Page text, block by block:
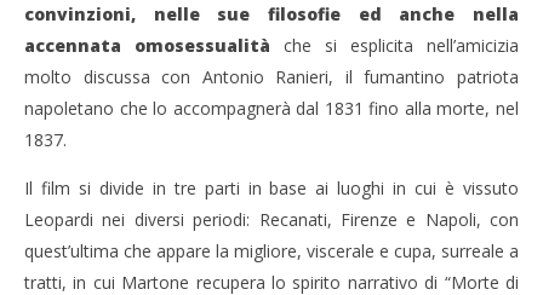
convinzioni, nelle sue filosofie ed anche nella
accennata omosessualità che si esplicita nell’amicizia
molto discussa con Antonio Ranieri, il fumantino patriota
napoletano che lo accompagnerà dal 1831 fino alla morte, nel
1837.
Il film si divide in tre parti in base ai luoghi in cui è vissuto
Leopardi nei diversi periodi: Recanati, Firenze e Napoli, con
quest’ultima che appare la migliore, viscerale e cupa, surreale a
tratti, in cui Martone recupera lo spirito narrativo di “Morte di